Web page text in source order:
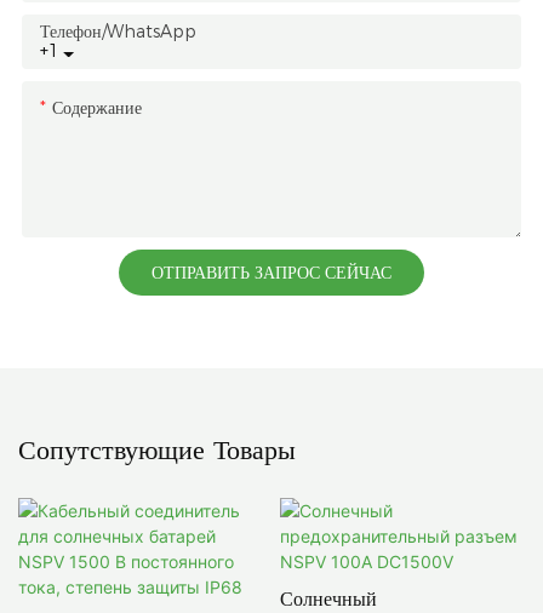
+1
Телефон/WhatsApp
Содержание
ОТПРАВИТЬ ЗАПРОС СЕЙЧАС
Сопутствующие Товары
Солнечный